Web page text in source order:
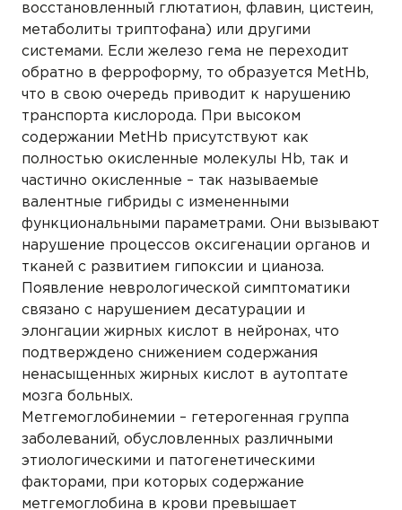
восстановленный глютатион, флавин, цистеин,
метаболиты триптофана) или другими
системами. Если железо гема не переходит
обратно в ферроформу, то образуется MetHb,
что в свою очередь приводит к нарушению
транспорта кислорода. При высоком
содержании MetHb присутствуют как
полностью окисленные молекулы Hb, так и
частично окисленные – так называемые
валентные гибриды с измененными
функциональными параметрами. Они вызывают
нарушение процессов оксигенации органов и
тканей с развитием гипоксии и цианоза.
Появление неврологической симптоматики
связано с нарушением десатурации и
элонгации жирных кислот в нейронах, что
подтверждено снижением содержания
ненасыщенных жирных кислот в аутоптате
мозга больных.
Метгемоглобинемии – гетерогенная группа
заболеваний, обусловленных различными
этиологическими и патогенетическими
факторами, при которых содержание
метгемоглобина в крови превышает